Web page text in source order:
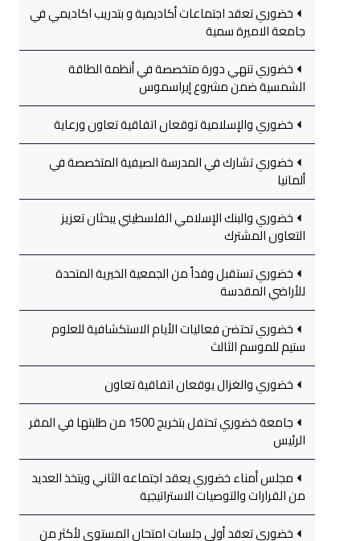
خضوري تعقد اجتماعات أكاديمية و بتدريب اكاديمي في
جامعة الاميرة سمية
خضوري تنهي دورة متخصصة في أنظمة الطاقة
الشمسية ضمن مشروع إيراسموس
خضوري والإسلامية توقعان اتفاقية تعاون ورعاية
خضوري تشارك في المدرسة الصيفية المتخصصة في
ألمانيا
خضوري والبنك الإسلامي الفلسطيني يبحثان تعزيز
التعاون المشترك
خضوري تستقبل وفداً من الجمعية الخيرية المتحدة
للأراضي المقدسة
خضوري تحتضن فعاليات الأيام الاستكشافية للعلوم
ستيم للموسم الثالث
خضوري والغزال يوقعان اتفاقية تعاون
جامعة خضوري تحتفل بتخريج 1500 من طلبتها في المقر
الرئيس
مجلس أمناء خضوري يعقد اجتماعه الثاني ويتخذ العديد
من القرارات والتوصيات الاستراتيجية
خضوري تعقد أولى جلسات امتحان المستوى لأكثر من